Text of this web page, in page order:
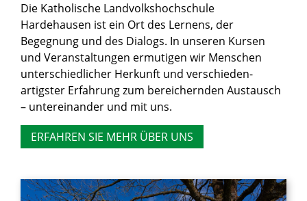
Die Katholische Landvolkshochschule
Hardehausen ist ein Ort des Lernens, der
Begegnung und des Dialogs. In unseren Kursen
und Veranstaltungen ermutigen wir Menschen
unterschiedlicher Herkunft und verschieden­
artigster Erfahrung zum bereichernden Austausch
– untereinander und mit uns.
ERFAHREN SIE MEHR ÜBER UNS